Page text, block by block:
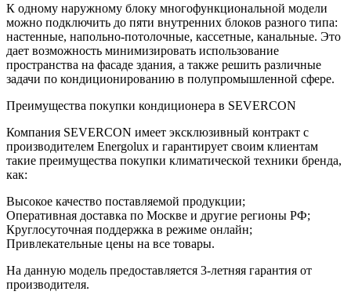
К одному наружному блоку многофункциональной модели
можно подключить до пяти внутренних блоков разного типа:
настенные, напольно-потолочные, кассетные, канальные. Это
дает возможность минимизировать использование
пространства на фасаде здания, а также решить различные
задачи по кондиционированию в полупромышленной сфере.
Преимущества покупки кондиционера в SEVERCON
Компания SEVERCON имеет эксклюзивный контракт с
производителем Energolux и гарантирует своим клиентам
такие преимущества покупки климатической техники бренда,
как:
Высокое качество поставляемой продукции;
Оперативная доставка по Москве и другие регионы РФ;
Круглосуточная поддержка в режиме онлайн;
Привлекательные цены на все товары.
На данную модель предоставляется 3-летняя гарантия от
производителя.